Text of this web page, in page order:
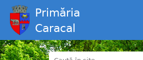
Primăria
Caracal